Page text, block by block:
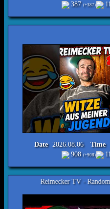
387 (+387)
Reimecker TV -
Date 2026.08.06 Time
908(+908)
TV - Random Gaming Livestream